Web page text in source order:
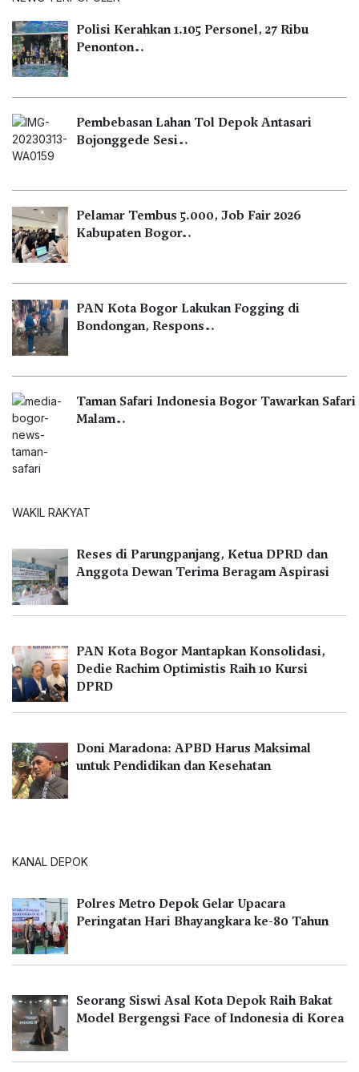
Polisi Kerahkan 1.105 Personel, 27 Ribu
Penonton…
Pembebasan Lahan Tol Depok Antasari
Bojonggede Sesi…
Pelamar Tembus 5.000, Job Fair 2026
Kabupaten Bogor…
PAN Kota Bogor Lakukan Fogging di
Bondongan, Respons…
Taman Safari Indonesia Bogor Tawarkan Safari
Malam…
WAKIL RAKYAT
Reses di Parungpanjang, Ketua DPRD dan
Anggota Dewan Terima Beragam Aspirasi
PAN Kota Bogor Mantapkan Konsolidasi,
Dedie Rachim Optimistis Raih 10 Kursi
DPRD
Doni Maradona: APBD Harus Maksimal
untuk Pendidikan dan Kesehatan
KANAL DEPOK
Polres Metro Depok Gelar Upacara
Peringatan Hari Bhayangkara ke-80 Tahun
Seorang Siswi Asal Kota Depok Raih Bakat
Model Bergengsi Face of Indonesia di Korea